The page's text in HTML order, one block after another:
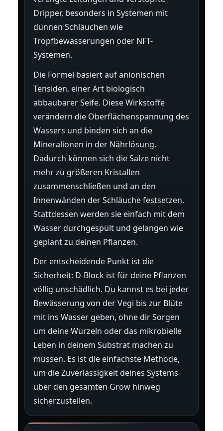
Dripper, besonders in Systemen mit
dünnen Schläuchen wie
Tropfbewässerungen oder NFT-
Systemen.
Die Formel basiert auf anionischen
Tensiden, einer Art biologisch
abbaubarer Seife. Diese Wirkstoffe
verändern die Oberflächenspannung des
Wassers und binden sich an die
Mineralionen in der Nährlösung.
Dadurch können sich die Salze nicht
mehr zu größeren Kristallen
zusammenschließen und an den
Innenwänden der Schläuche festsetzen.
Stattdessen werden sie einfach mit dem
Wasser durchgespült und gelangen wie
geplant zu deinen Pflanzen.
Der entscheidende Punkt ist die
Sicherheit: D-Block ist für deine Pflanzen
völlig unschädlich. Du kannst es bei jeder
Bewässerung von der Vegi bis zur Blüte
mit ins Wasser geben, ohne dir Sorgen
um deine Wurzeln oder das mikrobielle
Leben in deinem Substrat machen zu
müssen. Es ist die einfachste Methode,
um die Zuverlässigkeit deines Systems
über den gesamten Grow hinweg
sicherzustellen.